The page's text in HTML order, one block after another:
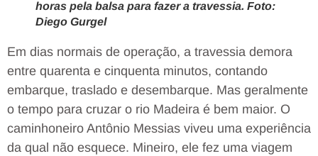
horas pela balsa para fazer a travessia. Foto:
Diego Gurgel
Em dias normais de operação, a travessia demora
entre quarenta e cinquenta minutos, contando
embarque, traslado e desembarque. Mas geralmente
o tempo para cruzar o rio Madeira é bem maior. O
caminhoneiro Antônio Messias viveu uma experiência
da qual não esquece. Mineiro, ele fez uma viagem